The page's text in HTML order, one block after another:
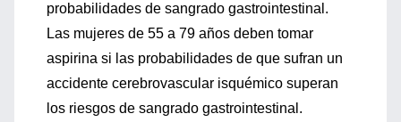
probabilidades de sangrado gastrointestinal.
Las mujeres de 55 a 79 años deben tomar
aspirina si las probabilidades de que sufran un
accidente cerebrovascular isquémico superan
los riesgos de sangrado gastrointestinal.